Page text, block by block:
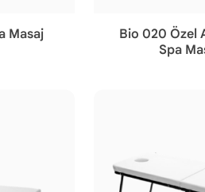
Masaj
Bio 020 Özel
Spa